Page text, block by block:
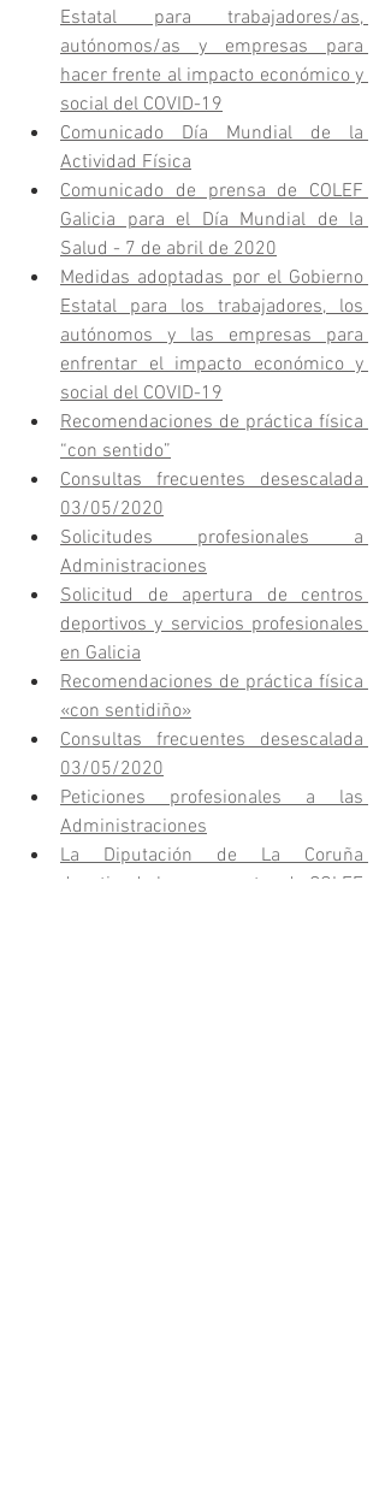
Estatal para trabajadores/as,
autónomos/as y empresas para
hacer frente al impacto económico y
social del COVID-19
Comunicado Día Mundial de la
Actividad Física
Comunicado de prensa de COLEF
Galicia para el Día Mundial de la
Salud - 7 de abril de 2020
Medidas adoptadas por el Gobierno
Estatal para los trabajadores, los
autónomos y las empresas para
enfrentar el impacto económico y
social del COVID-19
Recomendaciones de práctica física
“con sentido”
Consultas frecuentes desescalada
03/05/2020
Solicitudes profesionales a
Administraciones
Solicitud de apertura de centros
deportivos y servicios profesionales
en Galicia
Recomendaciones de práctica física
«con sentidiño»
Consultas frecuentes desescalada
03/05/2020
Peticiones profesionales a las
Administraciones
La Diputación de La Coruña
desatiende las propuestas de COLEF